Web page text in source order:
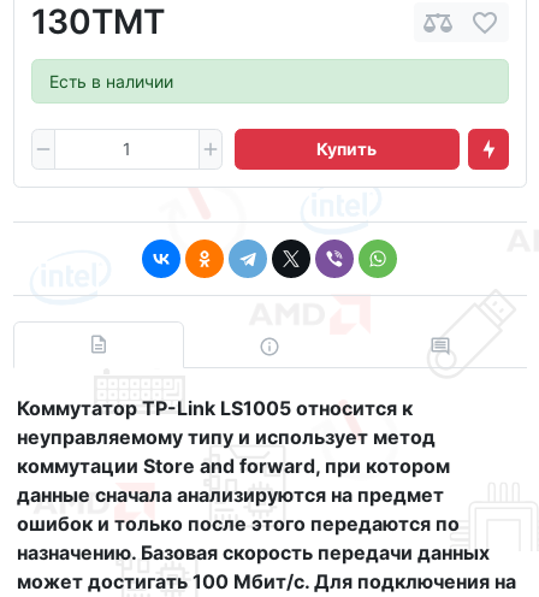
130ТМТ
Есть в наличии
Купить
Коммутатор TP-Link LS1005 относится к
неуправляемому типу и использует метод
коммутации Store and forward, при котором
данные сначала анализируются на предмет
ошибок и только после этого передаются по
назначению. Базовая скорость передачи данных
может достигать 100 Мбит/с. Для подключения на